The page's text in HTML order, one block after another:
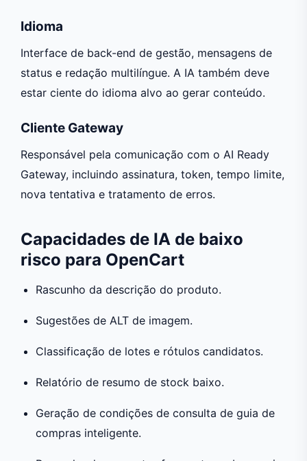
Idioma
Interface de back-end de gestão, mensagens de
status e redação multilíngue. A IA também deve
estar ciente do idioma alvo ao gerar conteúdo.
Cliente Gateway
Responsável pela comunicação com o AI Ready
Gateway, incluindo assinatura, token, tempo limite,
nova tentativa e tratamento de erros.
Capacidades de IA de baixo
risco para OpenCart
Rascunho da descrição do produto.
Sugestões de ALT de imagem.
Classificação de lotes e rótulos candidatos.
Relatório de resumo de stock baixo.
Geração de condições de consulta de guia de
compras inteligente.